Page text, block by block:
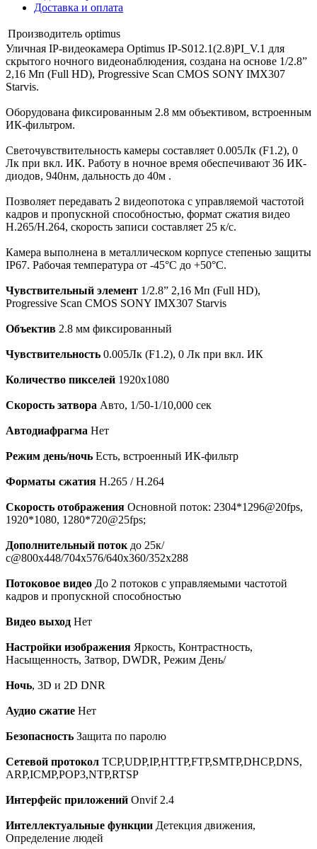
Доставка и оплата
Производитель optimus
Уличная IP-видеокамера Optimus IP-S012.1(2.8)PI_V.1 для
скрытого ночного видеонаблюдения, создана на основе 1/2.8”
2,16 Мп (Full HD), Progressive Scan CMOS SONY IMX307
Starvis.
Оборудована фиксированным 2.8 мм объективом, встроенным
ИК-фильтром.
Светочувствительность камеры составляет 0.005Лк (F1.2), 0
Лк при вкл. ИК. Работу в ночное время обеспечивают 36 ИК-
диодов, 940нм, дальность до 40м .
Позволяет передавать 2 видеопотока с управляемой частотой
кадров и пропускной способностью, формат сжатия видео
H.265/H.264, скорость записи составляет 25 к/с.
Камера выполнена в металлическом корпусе степенью защиты
IP67. Рабочая температура от -45°С до +50°С.
Чувствительный элемент 1/2.8” 2,16 Мп (Full HD),
Progressive Scan CMOS SONY IMX307 Starvis
Объектив 2.8 мм фиксированный
Чувствительность 0.005Лк (F1.2), 0 Лк при вкл. ИК
Количество пикселей 1920х1080
Скорость затвора Авто, 1/50-1/10,000 сек
Автодиафрагма Нет
Режим день/ночь Есть, встроенный ИК-фильтр
Форматы сжатия H.265 / H.264
Скорость отображения Основной поток: 2304*1296@20fps,
1920*1080, 1280*720@25fps;
Дополнительный поток до 25к/
с@800x448/704х576/640x360/352х288
Потоковое видео До 2 потоков с управляемыми частотой
кадров и пропускной способностью
Видео выход Нет
Настройки изображения Яркость, Контрастность,
Насыщенность, Затвор, DWDR, Режим День/
Ночь, 3D и 2D DNR
Аудио сжатие Нет
Безопасность Защита по паролю
Сетевой протокол TCP,UDP,IP,HTTP,FTP,SMTP,DHCP,DNS,
ARP,ICMP,POP3,NTP,RTSP
Интерфейс приложений Onvif 2.4
Интеллектуальные функции Детекция движения,
Определение людей